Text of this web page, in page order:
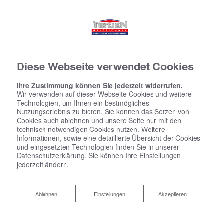
Diese Webseite verwendet Cookies
Ihre Zustimmung können Sie jederzeit widerrufen.
Wir verwenden auf dieser Webseite Cookies und weitere
Technologien, um Ihnen ein bestmögliches
Nutzungserlebnis zu bieten. Sie können das Setzen von
Cookies auch ablehnen und unsere Seite nur mit den
technisch notwendigen Cookies nutzen. Weitere
Informationen, sowie eine detaillierte Übersicht der Cookies
und eingesetzten Technologien finden Sie in unserer
Datenschutzerklärung. Sie können Ihre Einstellungen
jederzeit ändern.
Akzeptieren
Einstellungen
Ablehnen
Ablehnen